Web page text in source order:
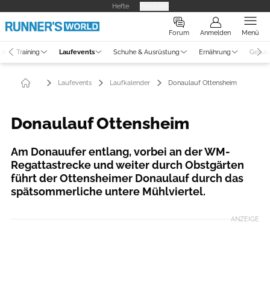
Hefte
Forum Anmelden Menü
Training Laufevents Schuhe & Ausrüstung Ernährung
Laufevents Laufkalender Donaulauf Ottensheim
Donaulauf Ottensheim
Am Donauufer entlang, vorbei an der WM-
Regattastrecke und weiter durch Obstgärten
führt der Ottensheimer Donaulauf durch das
spätsommerliche untere Mühlviertel.
ANZEIGE